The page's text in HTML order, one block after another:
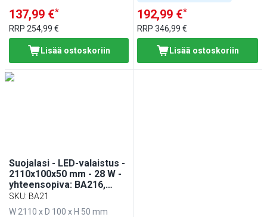
137,99 €*
RRP 254,99 €
Lisää ostoskoriin
192,99 €*
RRP346,99 €
Lisää ostoskoriin
Suojalasi - LED-valaistus -
2110x100x50 mm - 28 W -
yhteensopiva: BA216,
WA216, KA216, PA216 &
EA216
SKU: BA21
W 2110 x D 100 x H 50 mm